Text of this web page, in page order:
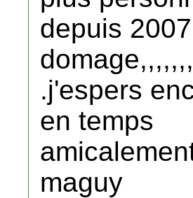
depuis
.j'espers
en temps
maguy